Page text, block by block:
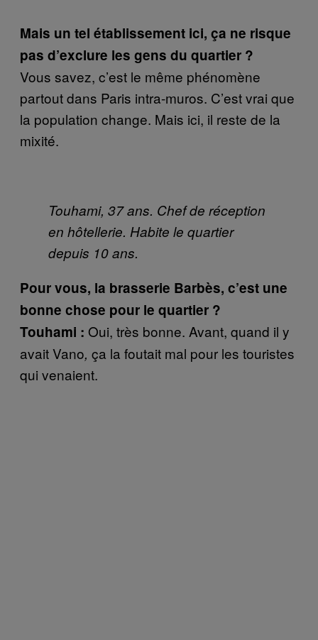
Mais un tel établissement ici, ça ne risque
pas d’exclure les gens du quartier ?
Vous savez, c’est le même phénomène
partout dans Paris intra-muros. C’est vrai que
la population change. Mais ici, il reste de la
mixité.
Touhami, 37 ans. Chef de réception
en hôtellerie. Habite le quartier
depuis 10 ans.
Pour vous, la brasserie Barbès, c’est une
bonne chose pour le quartier ?
Touhami : Oui, très bonne. Avant, quand il y
avait Vano, ça la foutait mal pour les touristes
qui venaient.